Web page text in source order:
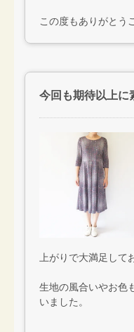
この度もありがとう
今回も期待以上に
上がりで大満足して
生地の風合いやお色
いました。